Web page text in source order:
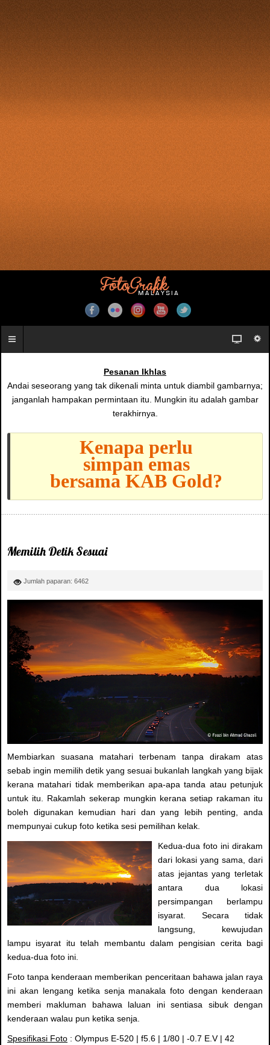
Pesanan Ikhlas
Andai seseorang yang tak dikenali minta untuk diambil gambarnya;
janganlah hampakan permintaan itu. Mungkin itu adalah gambar
terakhirnya.
Kenapa perlu
simpan emas
bersama KAB Gold?
Memilih Detik Sesuai
Jumlah paparan: 6462
Membiarkan suasana matahari terbenam tanpa dirakam atas
sebab ingin memilih detik yang sesuai bukanlah langkah yang bijak
kerana matahari tidak memberikan apa-apa tanda atau petunjuk
untuk itu. Rakamlah sekerap mungkin kerana setiap rakaman itu
boleh digunakan kemudian hari dan yang lebih penting, anda
mempunyai cukup foto ketika sesi pemilihan kelak.
Kedua-dua foto ini dirakam
dari lokasi yang sama, dari
atas jejantas yang terletak
antara dua lokasi
persimpangan berlampu
isyarat. Secara tidak
langsung, kewujudan
lampu isyarat itu telah membantu dalam pengisian cerita bagi
kedua-dua foto ini.
Foto tanpa kenderaan memberikan penceritaan bahawa jalan raya
ini akan lengang ketika senja manakala foto dengan kenderaan
memberi makluman bahawa laluan ini sentiasa sibuk dengan
kenderaan walau pun ketika senja.
Spesifikasi Foto : Olympus E-520 | f5.6 | 1/80 | -0.7 E.V | 42